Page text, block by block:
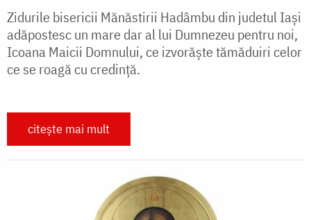
Zidurile bisericii Mănăstirii Hadâmbu din judetul Iași
adăpostesc un mare dar al lui Dumnezeu pentru noi,
Icoana Maicii Domnului, ce izvorăște tămăduiri celor
ce se roagă cu credință.
citește mai mult